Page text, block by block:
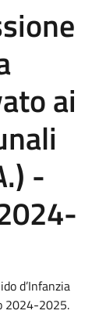
ai
-
d’Infanzia
2024-2025.